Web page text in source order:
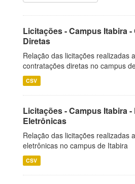
Licitações - Campus Itabira
Diretas
Relação das licitações realizadas
contratações diretas no campus
CSV
Licitações - Campus Itabira
Eletrônicas
Relação das licitações realizadas
eletrônicas no campus de Itabira
CSV